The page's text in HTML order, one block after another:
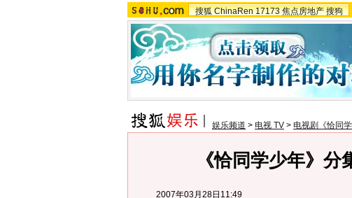
搜狐 ChinaRen 17173 焦点房地产 搜狗
娱乐频道 > 电视 TV > 电视剧《恰同学
《恰同学少年》分
2007年03月28日11:49